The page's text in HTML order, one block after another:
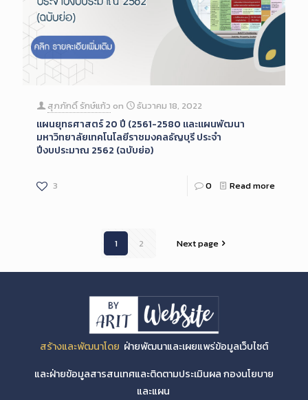
สุภภักดิ์ รักษ์แก้ว on ธันวาคม 18, 2022
แผนยุทธศาสตร์ 20 ปี (2561-2580 และแผนพัฒนา
มหาวิทยาลัยเทคโนโลยีราชมงคลธัญบุรี ประจำ
ปีงบประมาณ 2562 (ฉบับย่อ)
3 0 Read more
1 2 Next page
สร้างและพัฒนาโดย ฝ่ายพัฒนาและเผยแพร่ข้อมูลเว็บไซต์
และฝ่ายข้อมูลสารสนเทศและติดตามประเมินผล กองนโยบาย
และแผน